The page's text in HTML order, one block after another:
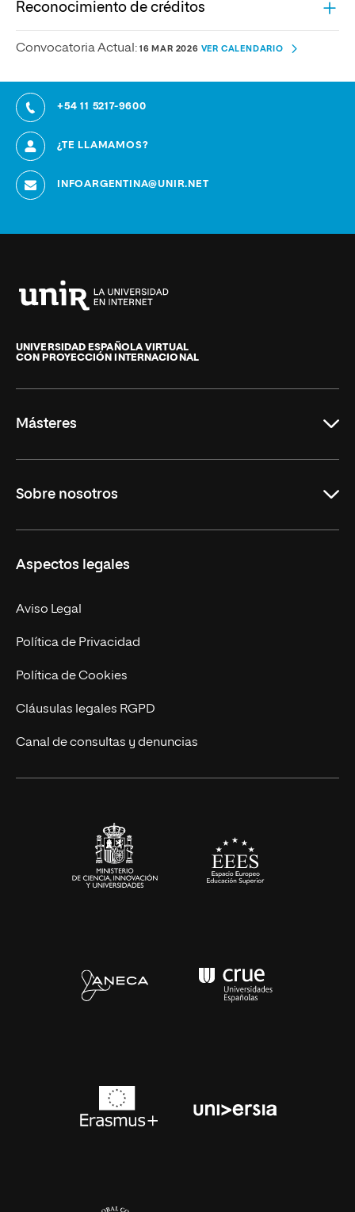
Reconocimiento de créditos
Convocatoria Actual: 16 MAR 2026 VER CALENDARIO
+54 11 5217-9600
¿TE LLAMAMOS?
INFOARGENTINA@UNIR.NET
de
La
UNIVERSIDAD ESPAÑOLA VIRTUAL
CON PROYECCIÓN INTERNACIONAL
Másteres
Derecho
Empresa
MBA
Marketing y Comunicación
Ingeniería
Diseño
Ciencias de la Salud
Sobre nosotros
Nuestro Equipo
Contacto
Aspectos legales
Aviso Legal
Política de Privacidad
Política de Cookies
Cláusulas legales RGPD
Canal de consultas y denuncias